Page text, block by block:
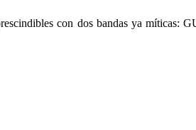
con dos bandas ya